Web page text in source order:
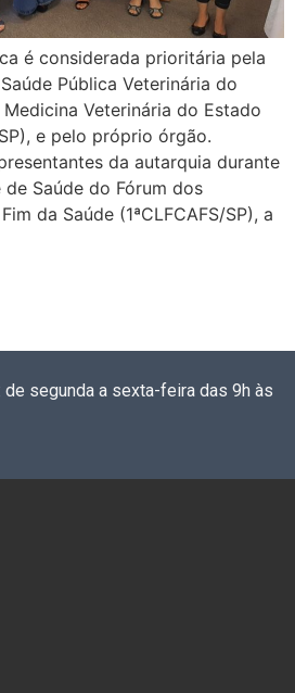
é considerada prioritária pela
Pública Veterinária do
Veterinária do Estado
e pelo próprio órgão.
da autarquia durante
Saúde do Fórum dos
da Saúde (1ªCLFCAFS/SP), a
segunda a sexta-feira das 9h às